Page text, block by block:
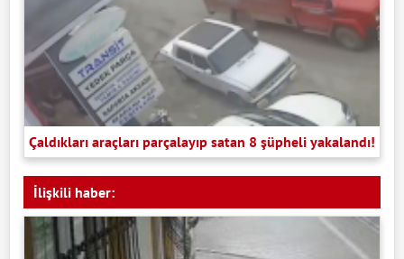
Çaldıkları araçları parçalayıp satan 8 şüpheli yakalandı!
İlişkili haber: